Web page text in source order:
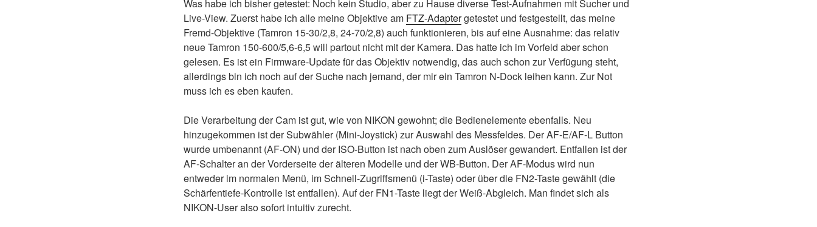
Was habe ich bisher getestet: Noch kein Studio, aber zu Hause diverse Test-Aufnahmen mit Sucher und
Live-View. Zuerst habe ich alle meine Objektive am FTZ-Adaptergetestet und festgestellt, das meine
Fremd-Objektive (Tamron 15-30/2,8, 24-70/2,8) auch funktionieren, bis auf eine Ausnahme: das relativ
neue Tamron 150-600/5,6-6,5 will partout nicht mit der Kamera. Das hatte ich im Vorfeld aber schon
gelesen. Es ist ein Firmware-Update für das Objektiv notwendig, das auch schon zur Verfügung steht,
allerdings bin ich noch auf der Suche nach jemand, der mir ein Tamron N-Dock leihen kann. Zur Not
muss ich es eben kaufen.
Die Verarbeitung der Cam ist gut, wie von NIKON gewohnt; die Bedienelemente ebenfalls. Neu
hinzugekommen ist der Subwähler (Mini-Joystick) zur Auswahl des Messfeldes. Der AF-E/AF-L Button
wurde umbenannt (AF-ON) und der ISO-Button ist nach oben zum Auslöser gewandert. Entfallen ist der
AF-Schalter an der Vorderseite der älteren Modelle und der WB-Button. Der AF-Modus wird nun
entweder im normalen Menü, im Schnell-Zugriffsmenü (i-Taste) oder über die FN2-Taste gewählt (die
Schärfentiefe-Kontrolle ist entfallen). Auf der FN1-Taste liegt der Weiß-Abgleich. Man findet sich als
NIKON-User also sofort intuitiv zurecht.